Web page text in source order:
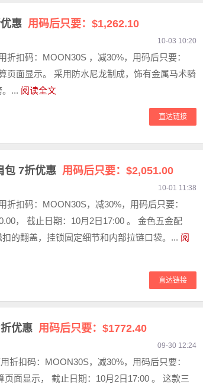
惠 用码后只要：$1,262.10
10-03 10:20
折扣码：MOON30S ，减30%，用码后只要：
页面显示。 采用防水尼龙制成，饰有金属马术骑
... 阅读全文
直达链接
包 7折优惠 用码后只要：$2,051.00
10-01 11:38
折扣码：MOON30S，减30%，用码后只要：
， 截止日期：10月2日17:00 。 金色五金配
的翻盖，挂锁固定细节和内部拉链口袋。... 阅
直达链接
优惠 用码后只要：$1772.40
09-30 12:24
折扣码：MOON30S，减30%，用码后只要：
页面显示， 截止日期：10月2日17:00 。 这款三